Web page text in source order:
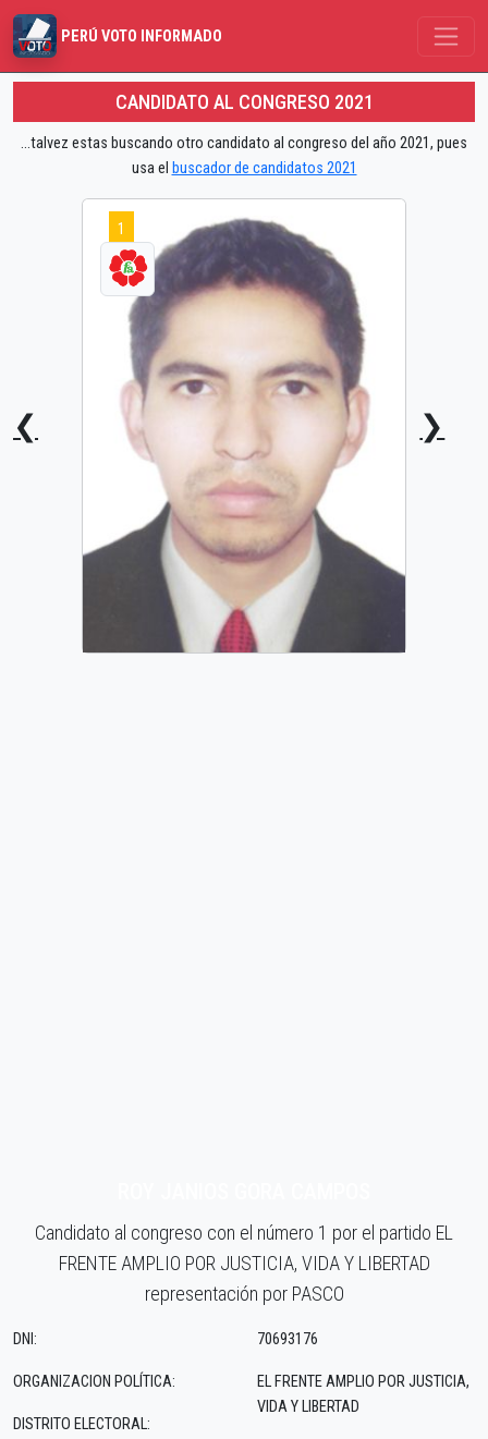
PERÚ VOTO INFORMADO
CANDIDATO AL CONGRESO 2021
...talvez estas buscando otro candidato al congreso del año 2021, pues
usa el buscador de candidatos 2021
❮
1
❯
Candidato al congreso con el número 1 por el partido EL
FRENTE AMPLIO POR JUSTICIA, VIDA Y LIBERTAD
representación por PASCO
DNI:
ORGANIZACION POLÍTICA:
DISTRITO ELECTORAL:
70693176
EL FRENTE AMPLIO POR JUSTICIA,
VIDA Y LIBERTAD